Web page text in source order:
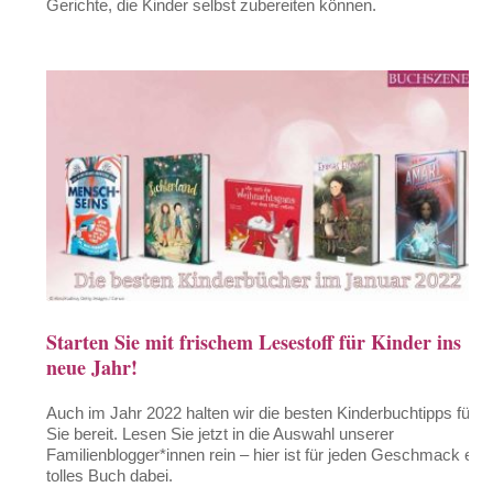
Gerichte, die Kinder selbst zubereiten können.
Starten Sie mit frischem Lesestoff für Kinder ins
neue Jahr!
Auch im Jahr 2022 halten wir die besten Kinderbuchtipps für
Sie bereit. Lesen Sie jetzt in die Auswahl unserer
Familienblogger*innen rein – hier ist für jeden Geschmack ein
tolles Buch dabei.